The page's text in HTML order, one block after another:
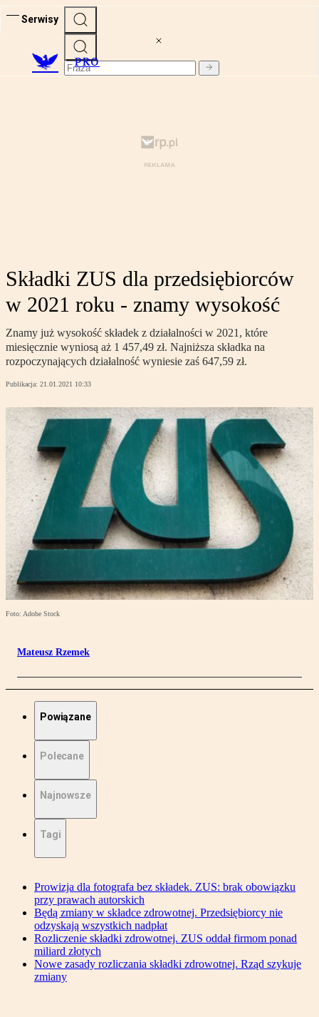
Serwisy
PRO
Składki ZUS dla przedsiębiorców
w 2021 roku - znamy wysokość
Znamy już wysokość składek z działalności w 2021, które
miesięcznie wyniosą aż 1 457,49 zł. Najniższa składka na
rozpoczynających działalność wyniesie zaś 647,59 zł.
Publikacja: 21.01.2021 10:33
Foto: Adobe Stock
Mateusz Rzemek
Powiązane
Polecane
Najnowsze
Tagi
Prowizja dla fotografa bez składek. ZUS: brak obowiązku
przy prawach autorskich
Będą zmiany w składce zdrowotnej. Przedsiębiorcy nie
odzyskają wszystkich nadpłat
Rozliczenie składki zdrowotnej. ZUS oddał firmom ponad
miliard złotych
Nowe zasady rozliczania składki zdrowotnej. Rząd szykuje
zmiany